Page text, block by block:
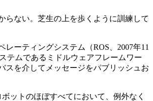
らない。芝生の上を歩くように訓練して
ーティングシステム（ROS、2007年11
テムであるミドルウェアフレームワー
スを介してメッセージをパブリッシュお
ットのほぼすべてにおいて、例外なく